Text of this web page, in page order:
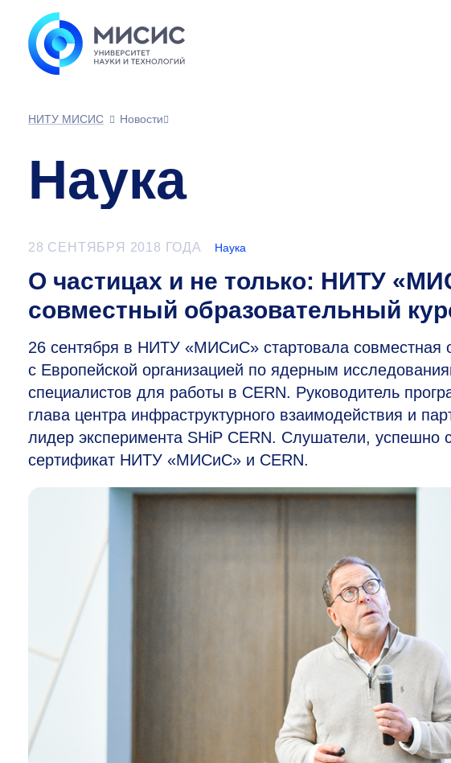
НИТУ МИСИС
Новости
Наука
28 СЕНТЯБРЯ 2018 ГОДА Наука
О частицах и не только: НИТУ
совместный образовательный
26 сентября в НИТУ «МИСиС» стартовала совместная
с Европейской организацией по ядерным
специалистов для работы в CERN. Руководитель
глава центра инфраструктурного взаимодействия и
лидер эксперимента SHiP CERN. Слушатели, успешно
сертификат НИТУ «МИСиС» и CERN.